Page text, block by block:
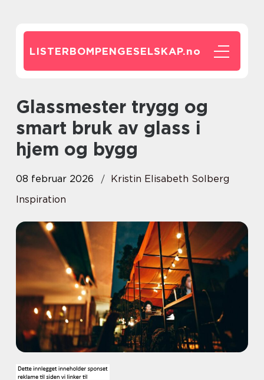
LISTERBOMPENGESELSKAP.no
Glassmester trygg og
smart bruk av glass i
hjem og bygg
08 februar 2026
Kristin Elisabeth Solberg
Inspiration